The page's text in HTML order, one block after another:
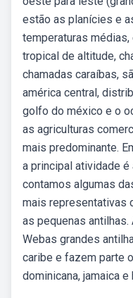
estão as planícies e
temperaturas
tropical de altitude,
chamadas caraíbas,
américa central,
golfo do méxico e o
as agriculturas
mais predominante.
a principal atividade é
contamos algumas
mais representativas
as pequenas
Webas grandes
caribe e fazem parte
dominicana, jamaica e